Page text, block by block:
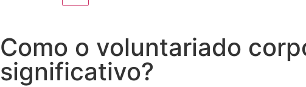
Como o voluntariado
significativo?